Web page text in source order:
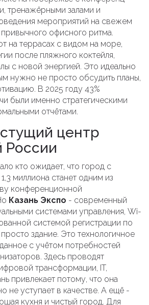
тренажёрными залами и
мероприятий на свежем
привычного офисного ритма.
на террасах с видом на море,
после пляжного коктейля,
с новой энергией. Это идеально
нужно не просто обсудить планы,
В 2025 году 43%
были именно стратегическими
отчётами.
центр
России
кто ожидает, что город с
миллиона станет одним из
конференционной
Казань Экспо - современный
системами управления, Wi-
системой регистрации по
здание. Это технологичное
с учётом потребностей
Здесь проводят
трансформации, IT,
привлекает потому, что она
не уступает в качестве. А ещё -
кухня и чистый город. Для